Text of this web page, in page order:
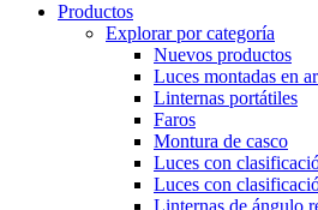
Productos
Explorar por categoría
Nuevos productos
Luces montadas en
Linternas portátiles
Faros
Montura de casco
Luces con
Luces con
Linternas de ángulo